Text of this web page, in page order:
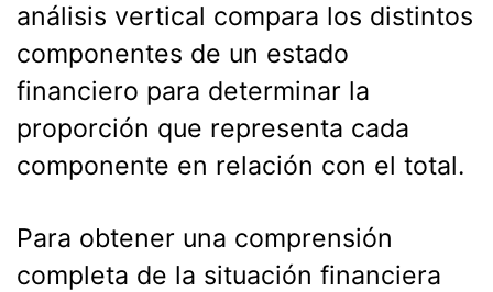
análisis vertical compara los distintos
componentes de un estado
financiero para determinar la
proporción que representa cada
componente en relación con el total.
Para obtener una comprensión
completa de la situación financiera